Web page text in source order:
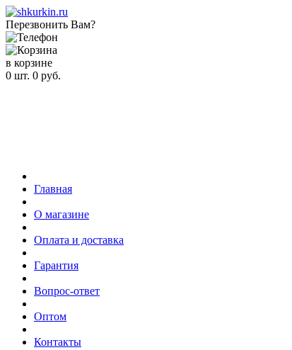
Перезвонить Вам?
в корзине
0 шт. 0 руб.
Главная
О магазине
Оплата и доставка
Гарантия
Вопрос-ответ
Оптом
Контакты